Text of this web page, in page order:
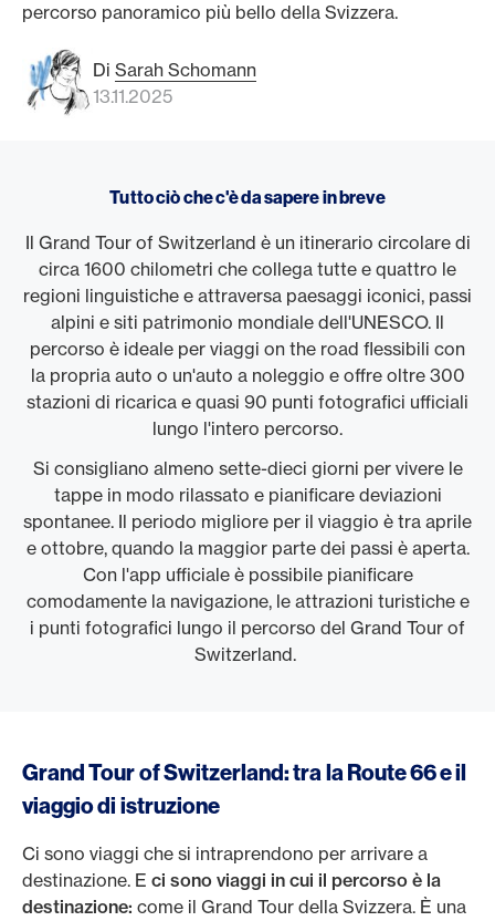
percorso panoramico più bello della Svizzera.
Di Sarah Schomann
13.11.2025
Tutto ciò che c'è da sapere in breve
Il Grand Tour of Switzerland è un itinerario circolare di
circa 1600 chilometri che collega tutte e quattro le
regioni linguistiche e attraversa paesaggi iconici, passi
alpini e siti patrimonio mondiale dell'UNESCO. Il
percorso è ideale per viaggi on the road flessibili con
la propria auto o un'auto a noleggio e offre oltre 300
stazioni di ricarica e quasi 90 punti fotografici ufficiali
lungo l'intero percorso.
Si consigliano almeno sette-dieci giorni per vivere le
tappe in modo rilassato e pianificare deviazioni
spontanee. Il periodo migliore per il viaggio è tra aprile
e ottobre, quando la maggior parte dei passi è aperta.
Con l'app ufficiale è possibile pianificare
comodamente la navigazione, le attrazioni turistiche e
i punti fotografici lungo il percorso del Grand Tour of
Switzerland.
Grand Tour of Switzerland: tra la Route 66 e il
viaggio di istruzione
Ci sono viaggi che si intraprendono per arrivare a
destinazione. E ci sono viaggi in cui il percorso è la
destinazione: come il Grand Tour della Svizzera. È una